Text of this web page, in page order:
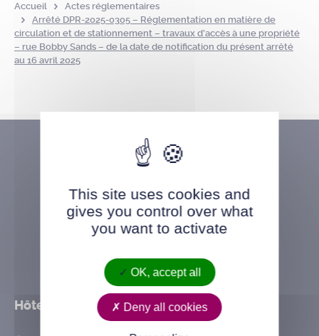
Accueil
Actes réglementaires
Arrêté DPR-2025-0305 – Réglementation en matière de
circulation et de stationnement – travaux d’accès à une propriété
– rue Bobby Sands – de la date de notification du présent arrêté
au 16 avril 2025
Hôtel de ville
This site uses cookies and
gives you control over what
you want to activate
OK, accept all
Deny all cookies